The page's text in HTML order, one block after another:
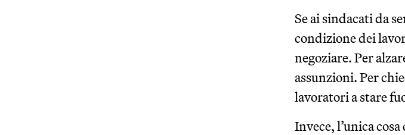
Se ai sindacati da
condizione dei
negoziare. Per
assunzioni. Per
lavoratori a stare
Invece, l’unica